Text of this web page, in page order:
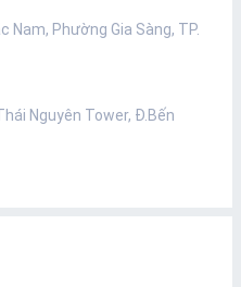
Nam, Phường Gia Sàng, TP.
Nguyên Tower, Đ.Bến